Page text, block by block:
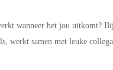
wanneer het jou uitkomt?
werkt samen met leuke